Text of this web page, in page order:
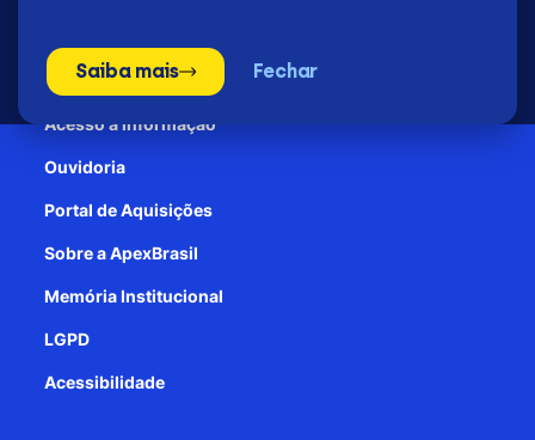
Saiba mais Fechar
Patrocínio
Acesso à informação
Ouvidoria
Portal de Aquisições
Sobre a ApexBrasil
Memória Institucional
LGPD
Acessibilidade